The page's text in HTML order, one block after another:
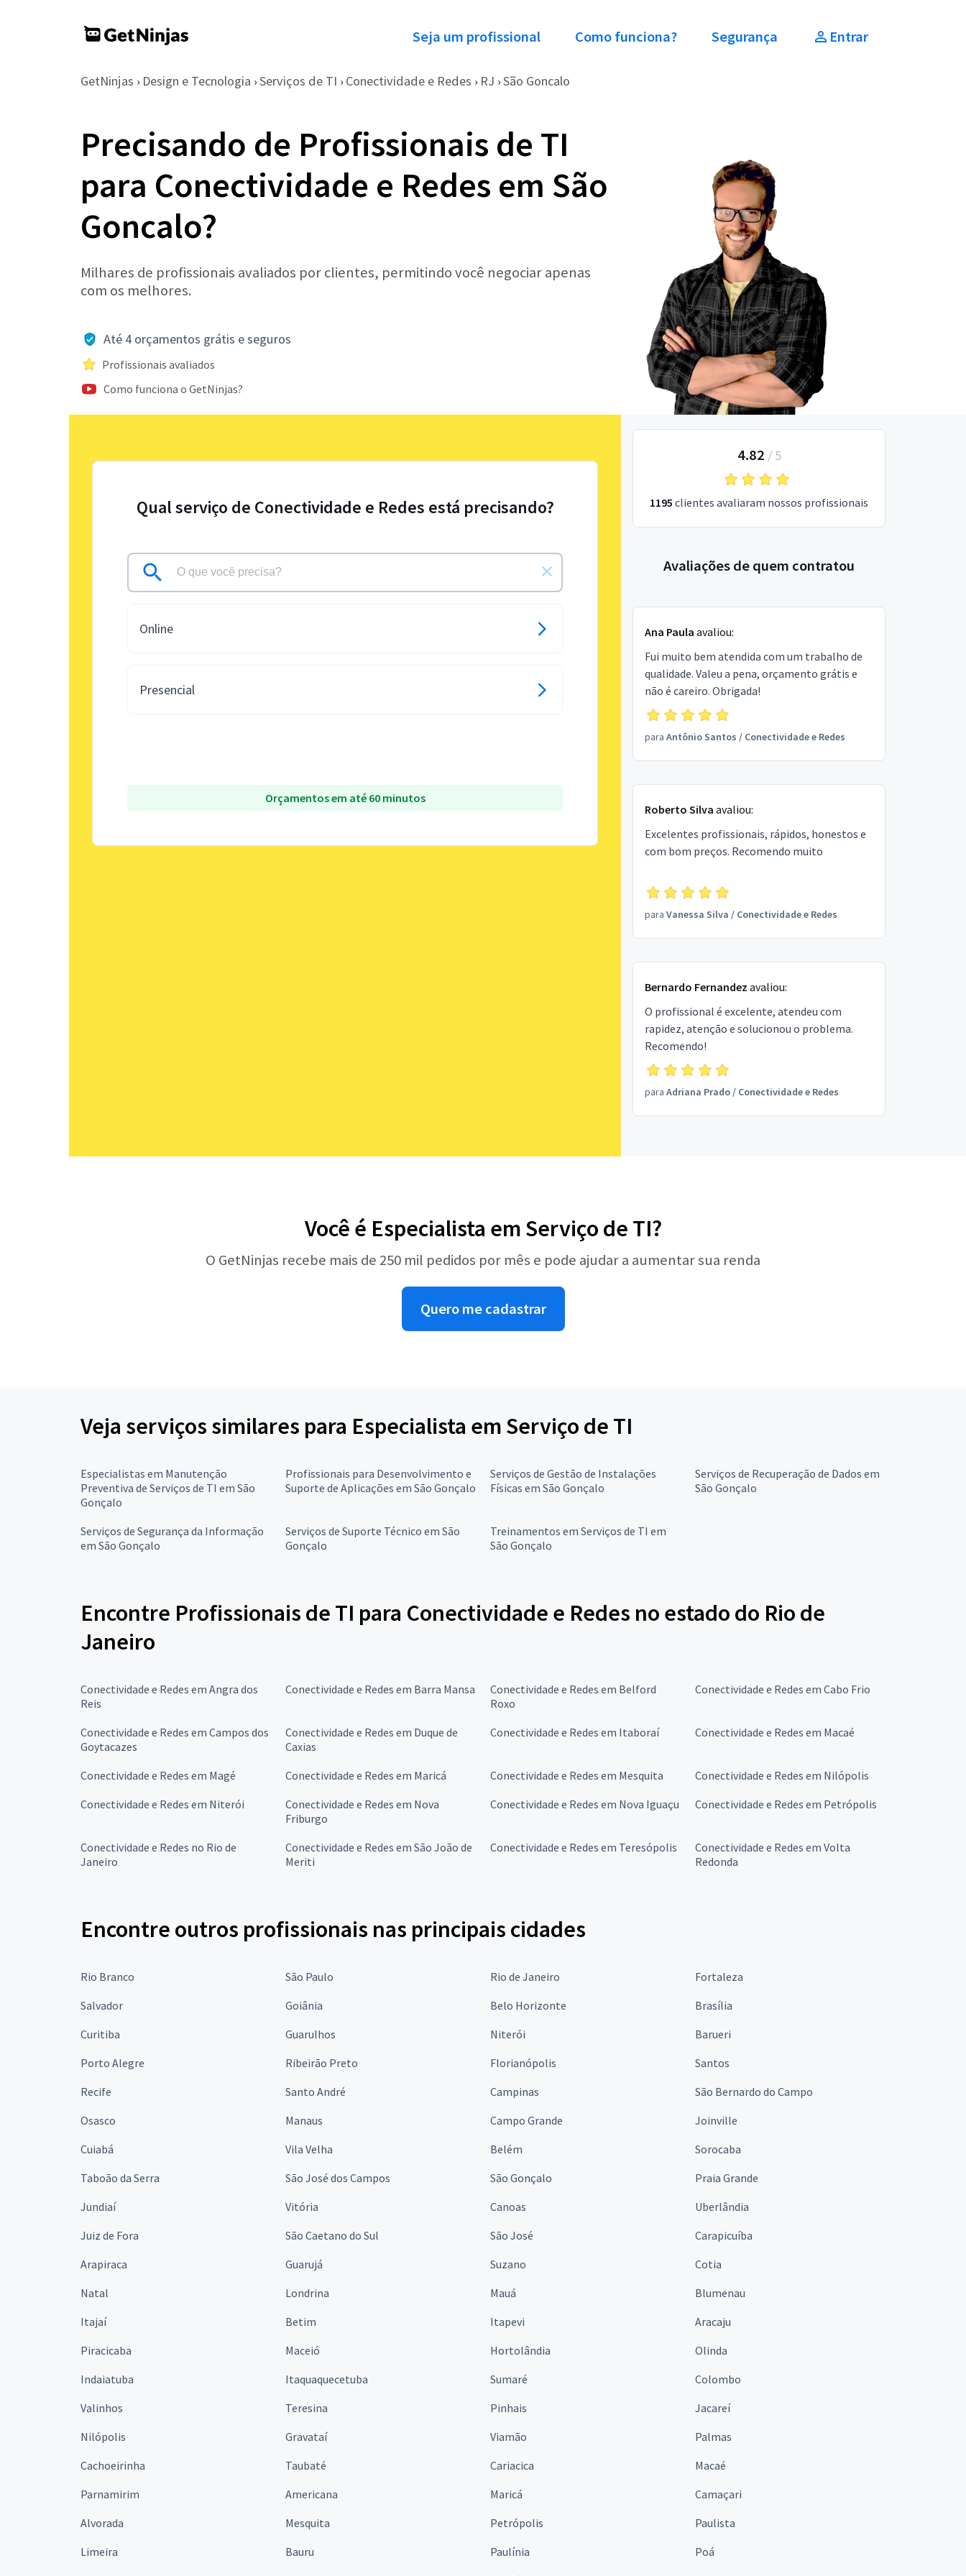
Seja um profissional Como funciona? Segurança Entrar
GetNinjas › Design e Tecnologia › Serviços de TI › Conectividade e Redes › RJ › São Goncalo
Precisando de Profissionais de TI
para Conectividade e Redes em São
Goncalo?
Milhares de profissionais avaliados por clientes, permitindo você negociar apenas
com os melhores.
Até 4 orçamentos grátis e seguros
Profissionais avaliados
Como funciona o GetNinjas?
Qual serviço de Conectividade e Redes está precisando?
Online
Presencial
Orçamentos em até 60 minutos
4.82 / 5
1195 clientes avaliaram nossos profissionais
Avaliações de quem contratou
Ana Paula avaliou:
Fui muito bem atendida com um trabalho de
qualidade. Valeu a pena, orçamento grátis e
não é careiro. Obrigada!
para Antônio Santos / Conectividade e Redes
Roberto Silva avaliou:
Excelentes profissionais, rápidos, honestos e
com bom preços. Recomendo muito
para Vanessa Silva / Conectividade e Redes
Bernardo Fernandez avaliou:
O profissional é excelente, atendeu com
rapidez, atenção e solucionou o problema.
Recomendo!
para Adriana Prado/ Conectividade e Redes
Você é Especialista em Serviço de TI?
O GetNinjas recebe mais de 250 mil pedidos por mês e pode ajudar a aumentar sua renda
Quero me cadastrar
Veja serviços similares para Especialista em Serviço de TI
Especialistas em Manutenção
Preventiva de Serviços de TI em São
Gonçalo
Profissionais para Desenvolvimento e
Suporte de Aplicações em São Gonçalo
Serviços de Gestão de Instalações
Físicas em São Gonçalo
Serviços de Recuperação de Dados em
São Gonçalo
Serviços de Segurança da Informação
em São Gonçalo
Serviços de Suporte Técnico em São
Gonçalo
Treinamentos em Serviços de TI em
São Gonçalo
Encontre Profissionais de TI para Conectividade e Redes no estado do Rio de
Janeiro
Conectividade e Redes em Angra dos
Reis
Conectividade e Redes em Barra Mansa
Conectividade e Redes em Belford
Roxo
Conectividade e Redes em Cabo Frio
Conectividade e Redes em Campos dos
Goytacazes
Conectividade e Redes em Duque de
Caxias
Conectividade e Redes em Itaboraí Conectividade e Redes em Macaé
Conectividade e Redes em Magé Conectividade e Redes em Maricá Conectividade e Redes em Mesquita
Conectividade e Redes em Nilópolis
Conectividade e Redes em Niterói
Conectividade e Redes em Nova
Friburgo
Conectividade e Redes em Nova Iguaçu Conectividade e Redes em Petrópolis
Conectividade e Redes no Rio de
Janeiro
Conectividade e Redes em São João de
Meriti
Conectividade e Redes em Teresópolis
Conectividade e Redes em Volta
Redonda
Encontre outros profissionais nas principais cidades
Rio Branco São Paulo Rio de Janeiro
Fortaleza
Salvador
Goiânia Belo Horizonte
Brasília
Curitiba
Guarulhos Niterói
Barueri
Porto Alegre
Ribeirão Preto Florianópolis
Santos
Recife
Santo André Campinas
São Bernardo do Campo
Osasco
Manaus Campo Grande
Joinville
Cuiabá
Vila Velha Belém
Sorocaba
Taboão da Serra
São José dos Campos São Gonçalo
Praia Grande
Jundiaí
Vitória Canoas
Uberlândia
Juiz de Fora
São Caetano do Sul São José
Carapicuíba
Arapiraca
Guarujá Suzano
Cotia
Natal
Londrina Mauá
Blumenau
Itajaí
Betim Itapevi
Aracaju
Piracicaba
Maceió Hortolândia
Olinda
Indaiatuba
Itaquaquecetuba Sumaré
Colombo
Valinhos
Teresina Pinhais
Jacareí
Nilópolis
Gravataí Viamão
Palmas
Cachoeirinha
Taubaté Cariacica
Macaé
Parnamirim
Americana Maricá
Camaçari
Alvorada
Mesquita Petrópolis
Paulista
Limeira
Bauru Paulínia
Poá